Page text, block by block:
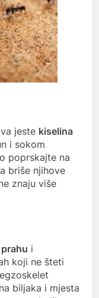
jeste kiselina
i sokom
poprskajte na
briše njihove
znaju više
i
koji ne šteti
biljaka i mjesta